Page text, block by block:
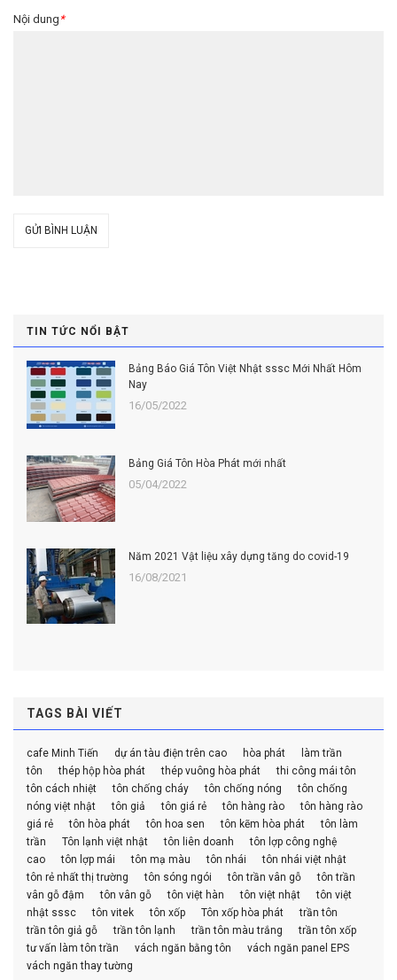
Nội dung *
GỬI BÌNH LUẬN
TIN TỨC NỔI BẬT
Bảng Báo Giá Tôn Việt Nhật sssc Mới Nhất Hôm
Nay
16/05/2022
Bảng Giá Tôn Hòa Phát mới nhất
05/04/2022
Năm 2021 Vật liệu xây dựng tăng do covid-19
16/08/2021
TAGS BÀI VIẾT
cafe Minh Tiến dự án tàu điện trên cao hòa phát
làm trần
tôn
thép hộp hòa phát thép vuông hòa phát
thi công mái tôn
tôn cách nhiệt
tôn chống cháy tôn chống nóng
tôn chống
nóng việt nhật
tôn giả tôn giá rẻ tôn hàng rào
tôn hàng rào
giá rẻ
tôn hòa phát tôn hoa sen tôn kẽm hòa phát
tôn làm
trần
Tôn lạnh việt nhật tôn liên doanh
tôn lợp công nghệ
cao
tôn lợp mái tôn mạ màu tôn nhái
tôn nhái việt nhật
tôn rẻ nhất thị trường
tôn sóng ngói tôn trần vân gỗ
tôn trần
vân gỗ đậm
tôn vân gỗ tôn việt hàn tôn việt nhật
tôn việt
nhật sssc
tôn vitek tôn xốp Tôn xốp hòa phát
trần tôn
trần tôn giả gỗ
trần tôn lạnh trần tôn màu trắng
trần tôn xốp
tư vấn làm tôn trần
vách ngăn bằng tôn
vách ngăn panel EPS
vách ngăn thay tường